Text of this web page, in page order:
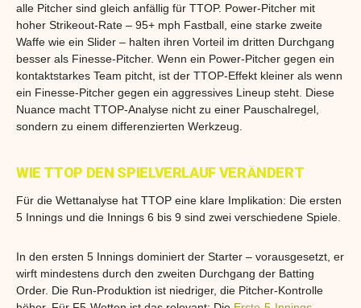
alle Pitcher sind gleich anfällig für TTOP. Power-Pitcher mit
hoher Strikeout-Rate – 95+ mph Fastball, eine starke zweite
Waffe wie ein Slider – halten ihren Vorteil im dritten Durchgang
besser als Finesse-Pitcher. Wenn ein Power-Pitcher gegen ein
kontaktstarkes Team pitcht, ist der TTOP-Effekt kleiner als wenn
ein Finesse-Pitcher gegen ein aggressives Lineup steht. Diese
Nuance macht TTOP-Analyse nicht zu einer Pauschalregel,
sondern zu einem differenzierten Werkzeug.
WIE TTOP DEN SPIELVERLAUF VERÄNDERT
Für die Wettanalyse hat TTOP eine klare Implikation: Die ersten
5 Innings und die Innings 6 bis 9 sind zwei verschiedene Spiele.
In den ersten 5 Innings dominiert der Starter – vorausgesetzt, er
wirft mindestens durch den zweiten Durchgang der Batting
Order. Die Run-Produktion ist niedriger, die Pitcher-Kontrolle